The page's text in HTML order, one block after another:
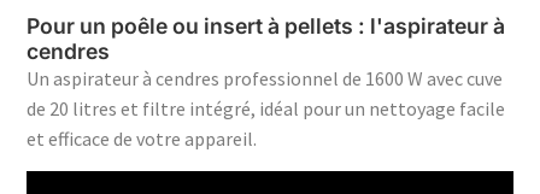
Pour un poêle ou insert à pellets : l'aspirateur à
cendres
Un aspirateur à cendres professionnel de 1600 W avec cuve
de 20 litres et filtre intégré, idéal pour un nettoyage facile
et efficace de votre appareil.